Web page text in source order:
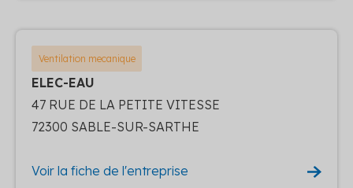
Ventilation mecanique
ELEC-EAU
47 RUE DE LA PETITE VITESSE
72300 SABLE-SUR-SARTHE
Voir la fiche de l'entreprise